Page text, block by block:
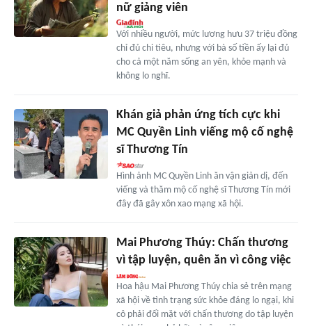
nữ giảng viên
Với nhiều người, mức lương hưu 37 triệu đồng
chỉ đủ chi tiêu, nhưng với bà số tiền ấy lại đủ
cho cả một năm sống an yên, khỏe mạnh và
không lo nghĩ.
Khán giả phản ứng tích cực khi
MC Quyền Linh viếng mộ cố nghệ
sĩ Thương Tín
Hình ảnh MC Quyền Linh ăn vận giản dị, đến
viếng và thăm mộ cố nghệ sĩ Thương Tín mới
đây đã gây xôn xao mạng xã hội.
Mai Phương Thúy: Chấn thương
vì tập luyện, quên ăn vì công việc
Hoa hậu Mai Phương Thúy chia sẻ trên mạng
xã hội về tình trạng sức khỏe đáng lo ngại, khi
cô phải đối mặt với chấn thương do tập luyện